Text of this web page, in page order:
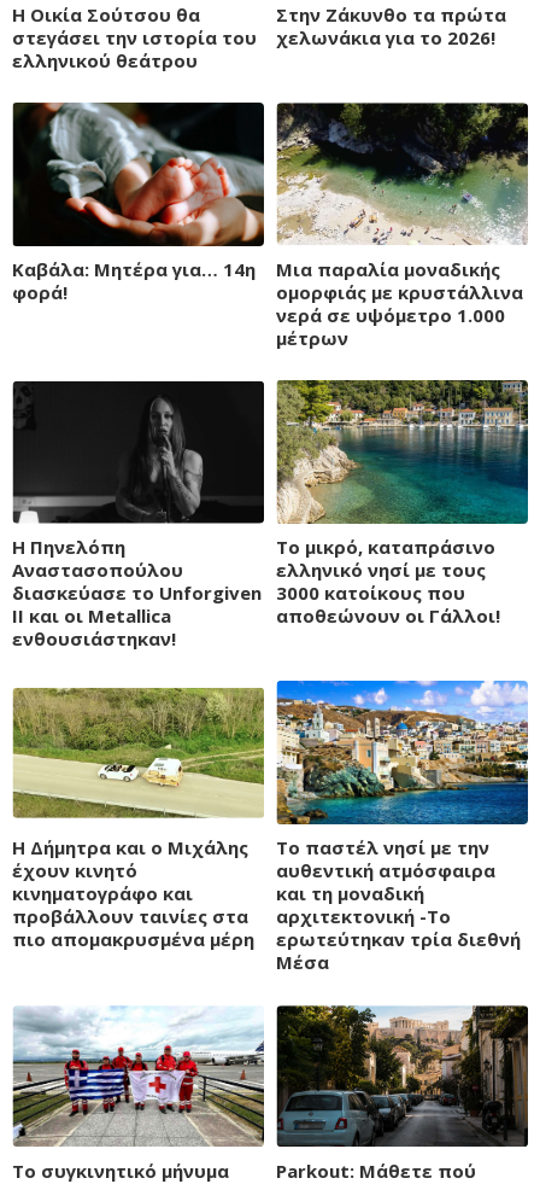
Η Οικία Σούτσου θα
στεγάσει την ιστορία του
ελληνικού θεάτρου
Στην Ζάκυνθο τα πρώτα
χελωνάκια για το 2026!
Καβάλα: Μητέρα για… 14η
φορά!
Μια παραλία μοναδικής
ομορφιάς με κρυστάλλινα
νερά σε υψόμετρο 1.000
μέτρων
Η Πηνελόπη
Αναστασοπούλου
διασκεύασε το Unforgiven
II και οι Metallica
ενθουσιάστηκαν!
Το μικρό, καταπράσινο
ελληνικό νησί με τους
3000 κατοίκους που
αποθεώνουν οι Γάλλοι!
H Δήμητρα και ο Μιχάλης
έχουν κινητό
κινηματογράφο και
προβάλλουν ταινίες στα
πιο απομακρυσμένα μέρη
Το παστέλ νησί με την
αυθεντική ατμόσφαιρα
και τη μοναδική
αρχιτεκτονική -Το
ερωτεύτηκαν τρία διεθνή
Μέσα
Το συγκινητικό μήνυμα
Parkout: Μάθετε πού